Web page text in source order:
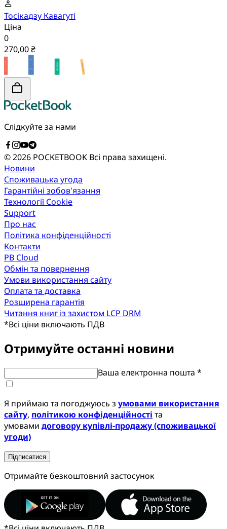
Тосікадзу Кавагуті
Ціна
0
270,00 ₴
Слідкуйте за нами
© 2026 POCKETBOOK Всі права захищені.
Новини
Споживацька угода
Гарантійні зобов'язання
Технології Cookie
Support
Про нас
Політика конфіденційності
Контакти
PB Cloud
Обмін та повернення
Умови використання сайту
Оплата та доставка
Розширена гарантія
Читання книг із захистом LCP DRM
*Всі ціни включають ПДВ
Отримуйте останні новини
Ваша електронна пошта *
Я приймаю та погоджуюсь з умовами використання
сайту, політикою конфіденційності та
умовами договору купівлі-продажу (споживацької
угоди)
Підписатися
Отримайте безкоштовний застосунок